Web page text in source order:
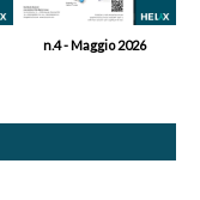
n.4 - Maggio 2026